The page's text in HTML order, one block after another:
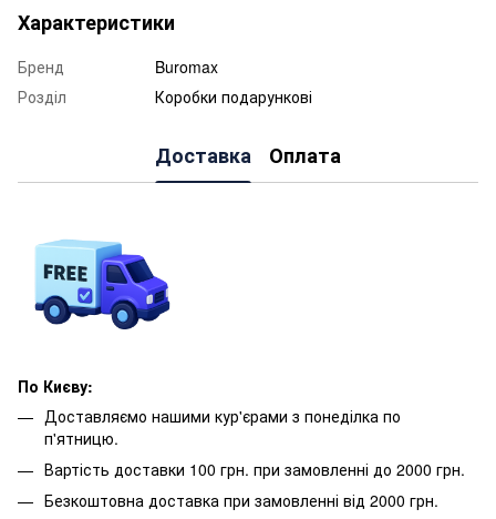
Характеристики
Бренд
Buromax
Розділ
Коробки подарункові
Доставка Оплата
По Києву:
Доставляємо нашими кур'єрами з понеділка по
п'ятницю.
Вартість доставки 100 грн. при замовленні до 2000 грн.
Безкоштовна доставка при замовленні від 2000 грн.